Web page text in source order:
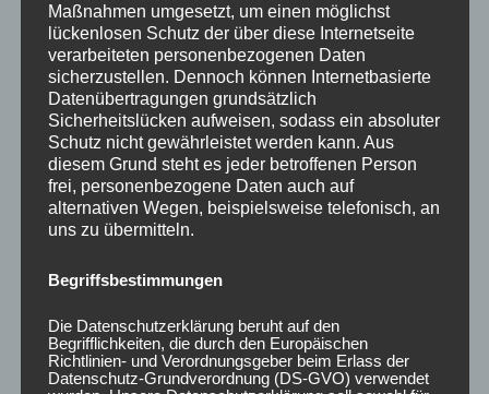
CONCAVER CVR1
19×8,5 ET35 5×112
Platinum Black
450,00€ *
Bewertet
mit
0
von
CONCAVER CVR1
19×8,5 ET45 5×112
Platinum Black
450,00€ *
Bewertet
mit
0
Maßnahmen umgesetzt, um einen möglichst
lückenlosen Schutz der über diese Internetseite
verarbeiteten personenbezogenen Daten
sicherzustellen. Dennoch können Internetbasierte
Datenübertragungen grundsätzlich
Sicherheitslücken aufweisen, sodass ein absoluter
Schutz nicht gewährleistet werden kann. Aus
diesem Grund steht es jeder betroffenen Person
frei, personenbezogene Daten auch auf
alternativen Wegen, beispielsweise telefonisch, an
uns zu übermitteln.
Begriffsbestimmungen
Die Datenschutzerklärung beruht auf den
Begrifflichkeiten, die durch den Europäischen
Richtlinien- und Verordnungsgeber beim Erlass der
Datenschutz-Grundverordnung (DS-GVO) verwendet